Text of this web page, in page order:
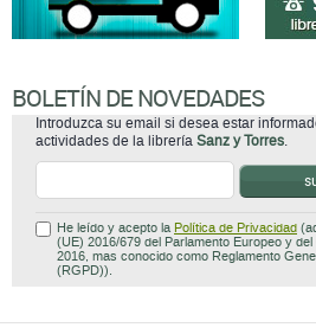
BOLETÍN DE NOVEDADES
Introduzca su email si desea estar
actividades de la librería Sanz y Torres
He leído y acepto la Política de Privacidad
(UE) 2016/679 del Parlamento Europeo y
2016, mas conocido como Reglamento
(RGPD)).